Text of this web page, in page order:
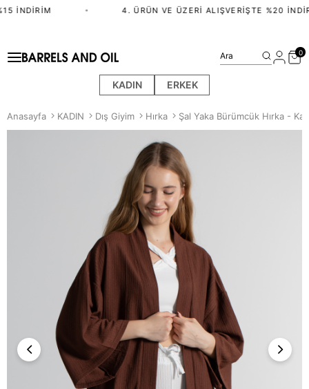
İNDIRIM 4. ÜRÜN VE ÜZERI ALIŞVERIŞTE %20
KADIN ERKEK
Ara 0
Anasayfa KADIN Dış Giyim Hırka Şal Yaka Bürümcük Hırka -